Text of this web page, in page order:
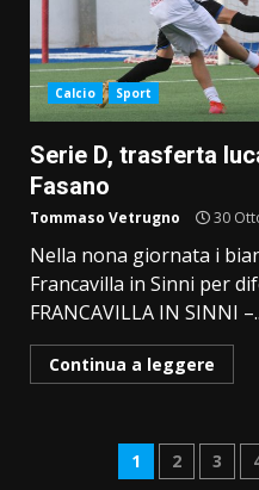
Calcio Sport
Serie D, trasferta
Fasano
Tommaso Vetrugno 30
Nella nona giornata i
Francavilla in Sinni per
FRANCAVILLA IN SINNI
Continua a leggere
1 2 3